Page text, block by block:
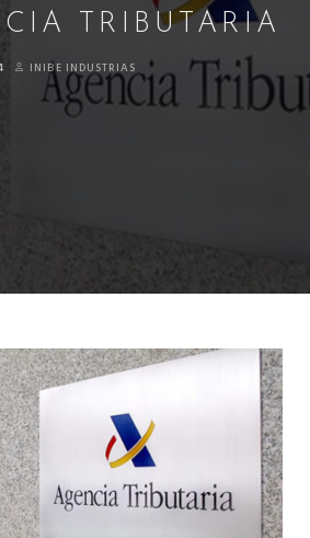
TRIBUTARIA
INIBE INDUSTRIAS